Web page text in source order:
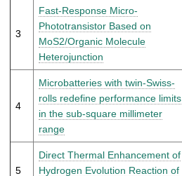
3
Fast-Response Micro-
Phototransistor Based on
MoS2/Organic Molecule
Heterojunction
4
Microbatteries with twin-Swiss-
rolls redefine performance limits
in the sub-square millimeter
range
5
Direct Thermal Enhancement of
Hydrogen Evolution Reaction of